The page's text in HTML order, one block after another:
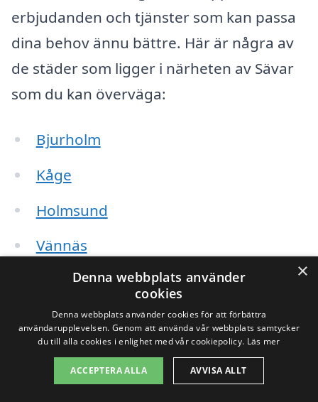
erbjudanden och tjänster som kan passa
dina behov ännu bättre. Här är några av
de städer som ligger i närheten av Sävar
som du kan överväga:
Bjurholm
Kåge
Holmsund
Vännäs
Umedalen
Märsta
Täfteå
×
Denna webbplats använder
cookies
Denna webbplats använder cookies för att förbättra
användarupplevelsen. Genom att använda vår webbplats samtycker
du till alla cookies i enlighet med vår cookiepolicy. Läs mer
ACCEPTERA ALLA AVVISA ALLT